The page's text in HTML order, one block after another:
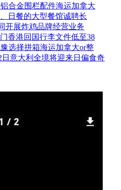
合金围栏配件海运加拿大
日餐的大型餐馆诚聘长
开展炸鸡品牌经营业务
香港回国行李文件低至38
选择拼箱海运加拿大or整
日意大利全境将迎来日偏食奇